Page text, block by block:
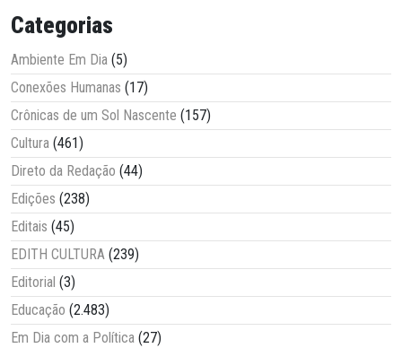
Categorias
Ambiente Em Dia (5)
Conexões Humanas (17)
Crônicas de um Sol Nascente (157)
Cultura (461)
Direto da Redação (44)
Edições (238)
Editais (45)
EDITH CULTURA (239)
Editorial (3)
Educação (2.483)
Em Dia com a Política (27)